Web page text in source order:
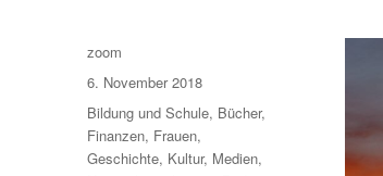
Autor
zoom
Veröffentlicht
am
6. November 2018
Kategorien
Bildung und Schule, Bücher,
Finanzen, Frauen,
Geschichte, Kultur, Medien,